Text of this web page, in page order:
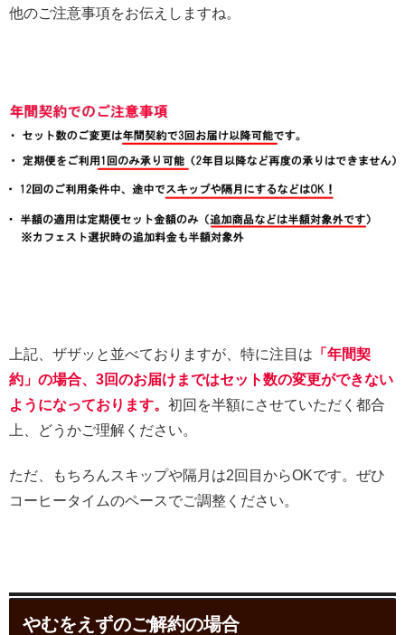
他のご注意事項をお伝えしますね。
上記、ザザッと並べておりますが、特に注目は 「年間契
約」の場合、3回のお届けまではセット数の変更ができない
ようになっております。 初回を半額にさせていただく都合
上、どうかご理解ください。
ただ、もちろんスキップや隔月は2回目からOKです。ぜひ
コーヒータイムのペースでご調整ください。
やむをえずのご解約の場合